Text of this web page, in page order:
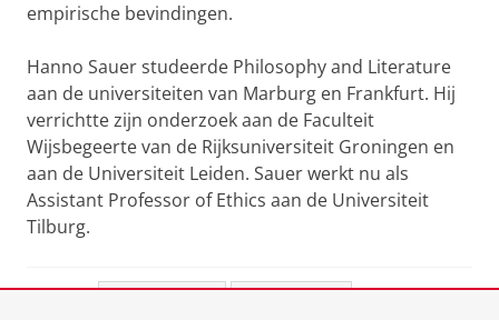
empirische bevindingen.
Hanno Sauer studeerde Philosophy and Literature
aan de universiteiten van Marburg en Frankfurt. Hij
verrichtte zijn onderzoek aan de Faculteit
Wijsbegeerte van de Rijksuniversiteit Groningen en
aan de Universiteit Leiden. Sauer werkt nu als
Assistant Professor of Ethics aan de Universiteit
Tilburg.